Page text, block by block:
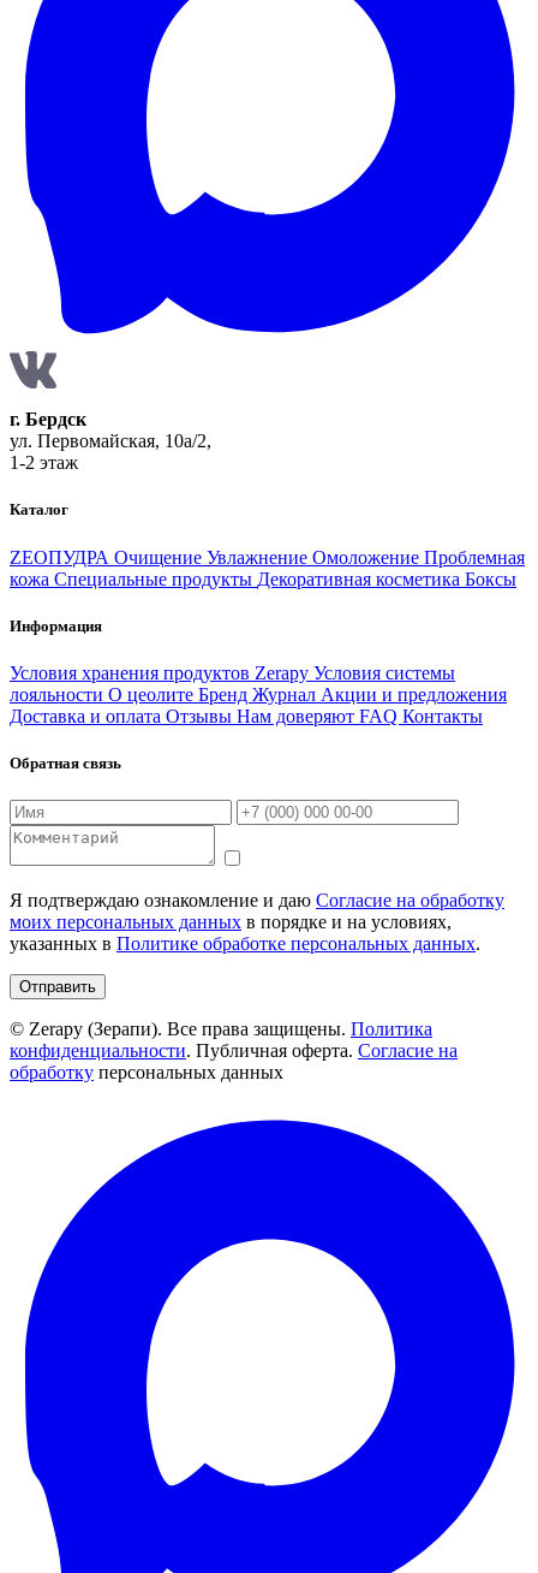
г. Бердск
ул. Первомайская, 10а/2,
1-2 этаж
Каталог
ZEOПУДРА Очищение Увлажнение Омоложение Проблемная
кожа Специальные продукты Декоративная косметика Боксы
Информация
Условия хранения продуктов Zerapy Условия системы
лояльности О цеолите Бренд Журнал Акции и предложения
Доставка и оплата Отзывы Нам доверяют FAQ Контакты
Обратная связь
Я подтверждаю ознакомление и даю Согласие на обработку
моих персональных данных в порядке и на условиях,
указанных в Политике обработке персональных данных.
Отправить
© Zerapy (Зерапи). Все права защищены. Политика
конфиденциальности. Публичная оферта. Согласие на
обработку персональных данных